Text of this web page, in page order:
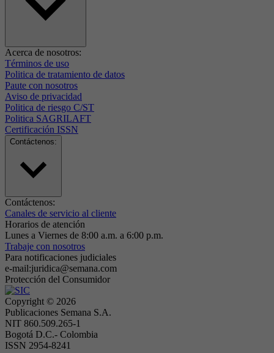
Acerca de nosotros:
Términos de uso
Politica de tratamiento de datos
Paute con nosotros
Aviso de privacidad
Politica de riesgo C/ST
Politica SAGRILAFT
Certificación ISSN
Contáctenos:
Contáctenos:
Canales de servicio al cliente
Horarios de atención
Lunes a Viernes de 8:00 a.m. a 6:00 p.m.
Trabaje con nosotros
Para notificaciones judiciales
e-mail:juridica@semana.com
Protección del Consumidor
Copyright © 2026
Publicaciones Semana S.A.
NIT 860.509.265-1
Bogotá D.C.- Colombia
ISSN 2954-8241